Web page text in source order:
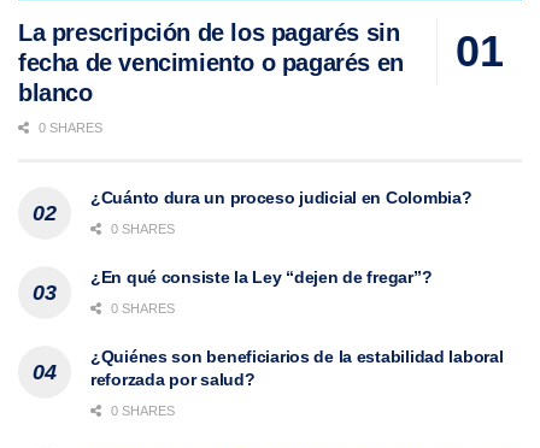
La prescripción de los pagarés sin
fecha de vencimiento o pagarés en
blanco
0 SHARES
¿Cuánto dura un proceso judicial en Colombia?
0 SHARES
¿En qué consiste la Ley “dejen de fregar”?
0 SHARES
¿Quiénes son beneficiarios de la estabilidad laboral
reforzada por salud?
0 SHARES